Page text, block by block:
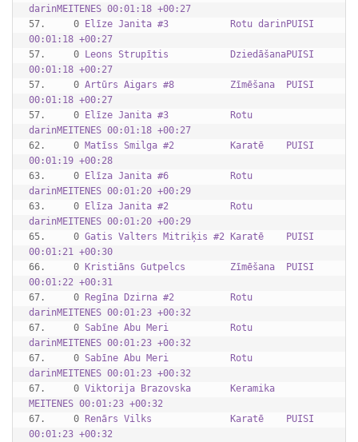
darinMEITENES 00:01:18 +00:27
57.     0 Elīze Janita #3           Rotu darinPUISI
00:01:18 +00:27
57.     0 Leons Strupītis           DziedāšanaPUISI
00:01:18 +00:27
57.     0 Artūrs Aigars #8          Zīmēšana  PUISI
00:01:18 +00:27
57.     0 Elīze Janita #3           Rotu
darinMEITENES 00:01:18 +00:27
62.     0 Matīss Smilga #2          Karatē    PUISI
00:01:19 +00:28
63.     0 Elīza Janita #6           Rotu
darinMEITENES 00:01:20 +00:29
63.     0 Elīza Janita #2           Rotu
darinMEITENES 00:01:20 +00:29
65.     0 Gatis Valters Mitriķis #2 Karatē    PUISI
00:01:21 +00:30
66.     0 Kristiāns Gutpelcs        Zīmēšana  PUISI
00:01:22 +00:31
67.     0 Regīna Dzirna #2          Rotu
darinMEITENES 00:01:23 +00:32
67.     0 Sabīne Abu Meri           Rotu
darinMEITENES 00:01:23 +00:32
67.     0 Sabīne Abu Meri           Rotu
darinMEITENES 00:01:23 +00:32
67.     0 Viktorija Brazovska       Keramika
MEITENES 00:01:23 +00:32
67.     0 Renārs Vilks              Karatē    PUISI
00:01:23 +00:32